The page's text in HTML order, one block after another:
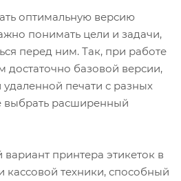
оптимальную версию
понимать цели и задачи,
перед ним. Так, при работе
базовой версии,
печати с разных
выбрать расширенный
вариант принтера этикеток в
кассовой техники, способный